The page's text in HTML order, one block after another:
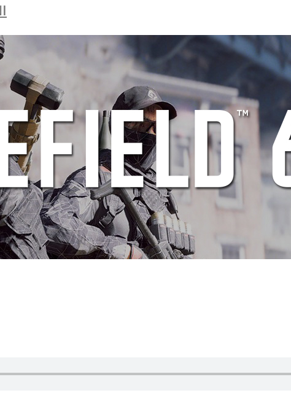
SYSTEM
VERSTÄRKUNGEN